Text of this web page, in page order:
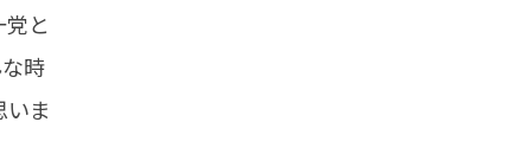
と
時
ま